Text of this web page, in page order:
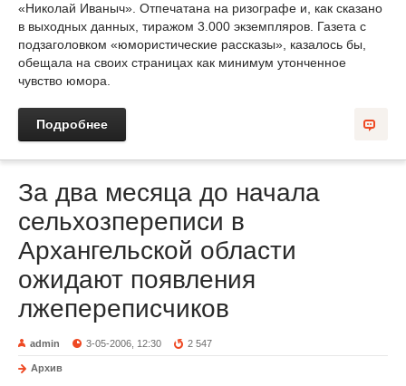
«Николай Иваныч». Отпечатана на ризографе и, как сказано
в выходных данных, тиражом 3.000 экземпляров. Газета с
подзаголовком «юмористические рассказы», казалось бы,
обещала на своих страницах как минимум утонченное
чувство юмора.
Подробнее
За два месяца до начала
сельхозпереписи в
Архангельской области
ожидают появления
лжепереписчиков
admin 3-05-2006, 12:30 2 547
Архив